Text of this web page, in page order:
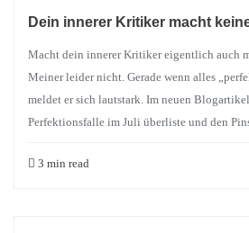
Dein innerer Kritiker macht
Macht dein innerer Kritiker eigentlich auch
Meiner leider nicht. Gerade wenn alles
meldet er sich lautstark. Im neuen
Perfektionsfalle im Juli überliste und den
3 min read